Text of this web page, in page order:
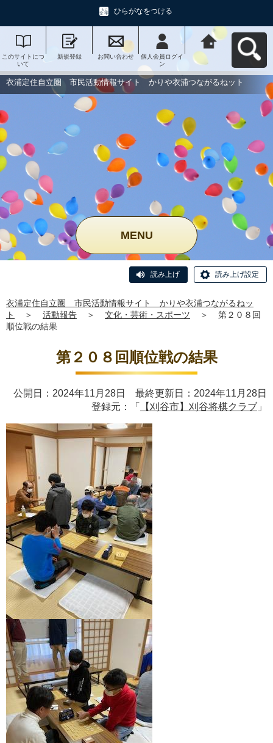
ひらがなをつける
このサイトにつ
いて
新規登録 お問い合わせ
個人会員ログイ
ン
衣浦定住自立
圏 市民活動情
報サイト かり
や衣浦つながる
ねットへ戻る
衣浦定住自立圏 市民活動情報サイト かりや衣浦つながるねット
MENU
読み上げ 読み上げ設定
衣浦定住自立圏 市民活動情報サイト かりや衣浦つながるねッ
ト
＞ 活動報告 ＞ 文化・芸術・スポーツ ＞
第２０８回
順位戦の結果
第２０８回順位戦の結果
公開日：2024年11月28日 最終更新日：2024年11月28日
登録元：「
【刈谷市】刈谷将棋クラブ 」